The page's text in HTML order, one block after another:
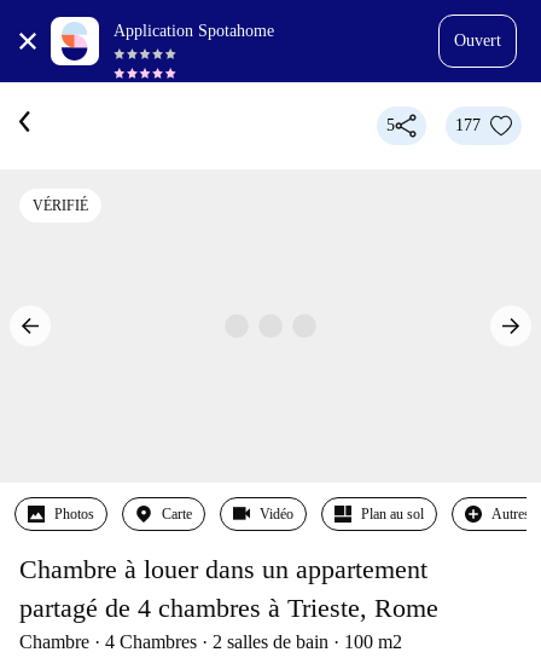
Application Spotahome
Ouvert
5 177
VÉRIFIÉ
Photos Carte Vidéo Plan au sol Autres
Chambre à louer dans un appartement
partagé de 4 chambres à Trieste, Rome
Chambre 4 Chambres 2 salles de bain 100 m2